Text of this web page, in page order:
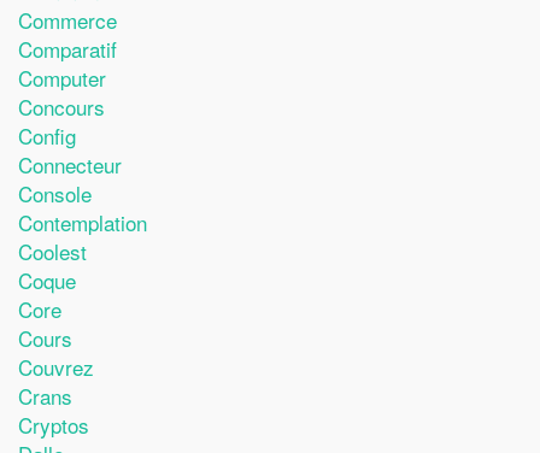
Commerce
Comparatif
Computer
Concours
Config
Connecteur
Console
Contemplation
Coolest
Coque
Core
Cours
Couvrez
Crans
Cryptos